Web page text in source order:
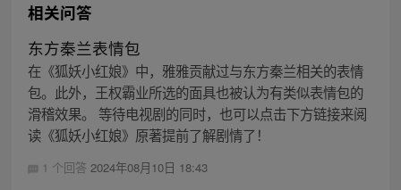
相关问答
东方秦兰表情包
在《狐妖小红娘》中，雅雅贡献过与东方秦兰相关的表情
包。此外，王权霸业所选的面具也被认为有类似表情包的
滑稽效果。 等待电视剧的同时，也可以点击下方链接来阅
读《狐妖小红娘》原著提前了解剧情了！
1 个回答 2024年08月10日 18:43